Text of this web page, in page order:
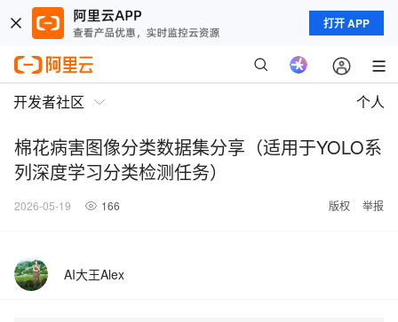
打开 APP
开发者社区 个人
棉花病害图像分类数据集分享（适用于YOLO系
列深度学习分类检测任务）
2026-05-19 166 版权 举报
AI大王Alex